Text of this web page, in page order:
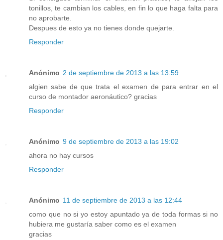
tonillos, te cambian los cables, en fin lo que haga falta para
no aprobarte.
Despues de esto ya no tienes donde quejarte.
Responder
Anónimo 2 de septiembre de 2013 a las 13:59
algien sabe de que trata el examen de para entrar en el
curso de montador aeronáutico? gracias
Responder
Anónimo 9 de septiembre de 2013 a las 19:02
ahora no hay cursos
Responder
Anónimo 11 de septiembre de 2013 a las 12:44
como que no si yo estoy apuntado ya de toda formas si no
hubiera me gustaría saber como es el examen
gracias